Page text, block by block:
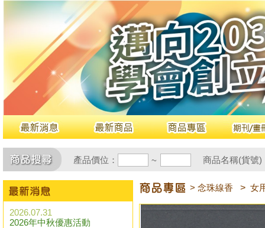
產品價位： ~ 商品名稱(貨號
2026.07.31
2026年中秋優惠活動
> 念珠線香 > 女